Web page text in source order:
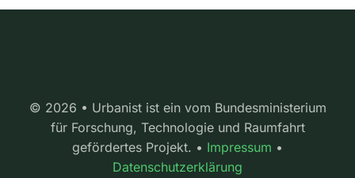
© 2026 • Urbanist ist ein vom Bundesministerium
für Forschung, Technologie und Raumfahrt
gefördertes Projekt. • Impressum •
Datenschutzerklärung